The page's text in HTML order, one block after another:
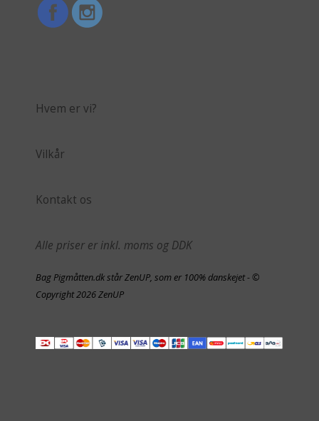
Hvem er vi?
Vilkår
Kontakt os
Alle priser er inkl. moms og DDK
Bag Pigmåtten.dk står ZenUP, som er 100% danskejet - ©
Copyright 2026 ZenUP